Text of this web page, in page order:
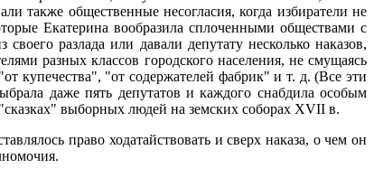
также общественные несогласия, когда избиратели не
Екатерина вообразила сплоченными обществами с
разлада или давали депутату несколько наказов,
разных классов городского населения, не смущаясь
купечества", "от содержателей фабрик" и т. д. (Все эти
даже пять депутатов и каждого снабдила особым
выборных людей на земских соборах XVII в.
право ходатайствовать и сверх наказа, о чем он